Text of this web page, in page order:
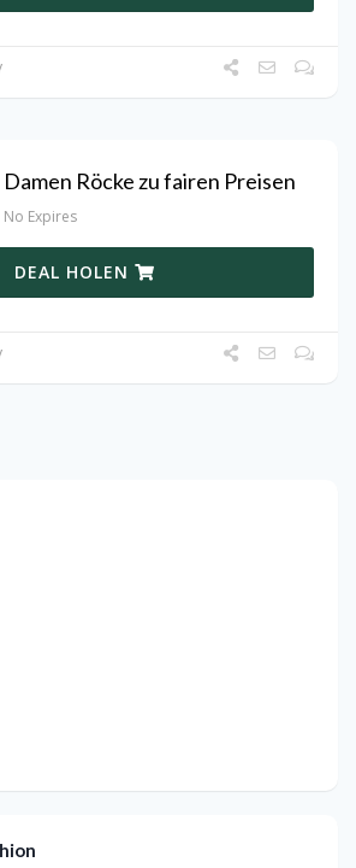
Damen Röcke zu fairen Preisen
No Expires
DEAL HOLEN